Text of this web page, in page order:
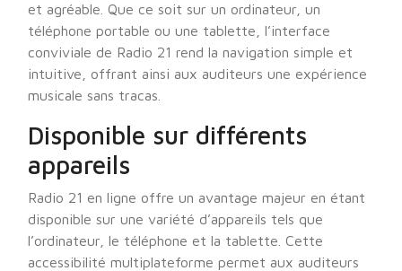
et agréable. Que ce soit sur un ordinateur, un
téléphone portable ou une tablette, l’interface
conviviale de Radio 21 rend la navigation simple et
intuitive, offrant ainsi aux auditeurs une expérience
musicale sans tracas.
Disponible sur différents
appareils
Radio 21 en ligne offre un avantage majeur en étant
disponible sur une variété d’appareils tels que
l’ordinateur, le téléphone et la tablette. Cette
accessibilité multiplateforme permet aux auditeurs